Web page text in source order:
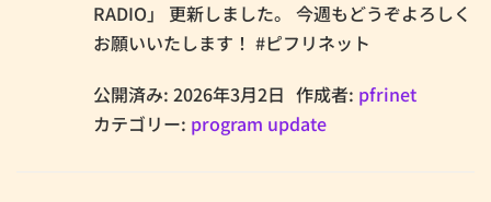
RADIO」 更新しました。 今週もどうぞよろしく
お願いいたします！ #ピフリネット
公開済み: 2026年3月2日 作成者: pfrinet
カテゴリー: program update